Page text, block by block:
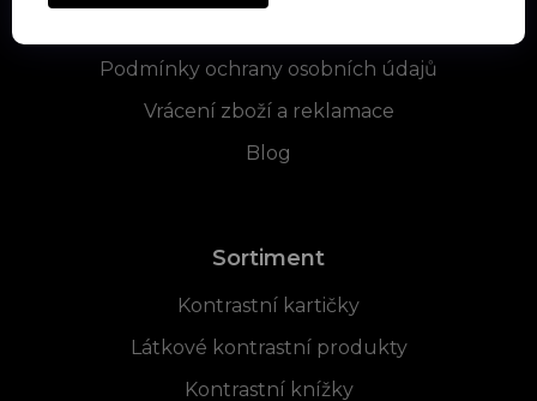
Podmínky ochrany osobních údajů
Vrácení zboží a reklamace
Blog
Sortiment
Kontrastní kartičky
Látkové kontrastní produkty
Kontrastní knížky